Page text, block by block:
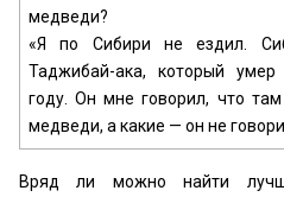
медведи?
«Я по Сибири не ездил.
Таджибай-ака, который
году. Он мне говорил, что
медведи, а какие — он не
Вряд ли можно найти